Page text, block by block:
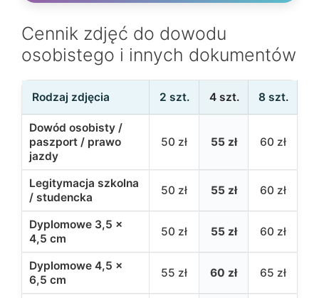
Cennik zdjęć do dowodu
osobistego i innych dokumentów
Rodzaj zdjęcia 2 szt. 4 szt. 8 szt.
Dowód osobisty /
paszport / prawo
jazdy
50 zł 55 zł 60 zł
Legitymacja szkolna
/ studencka
50 zł 55 zł 60 zł
Dyplomowe 3,5 ×
4,5 cm
50 zł 55 zł 60 zł
Dyplomowe 4,5 ×
6,5 cm
55 zł 60 zł 65 zł